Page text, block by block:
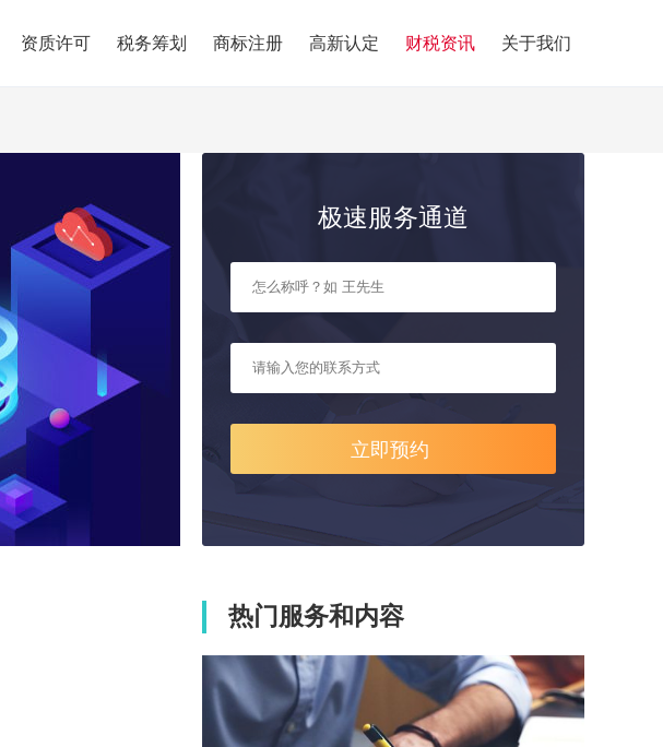
资质许可 税务筹划 商标注册 高新认定 财税资讯 关于我们
极速服务通道
热门服务和内容